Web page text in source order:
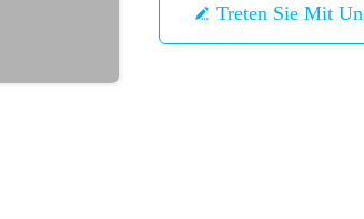
Treten Sie Mit